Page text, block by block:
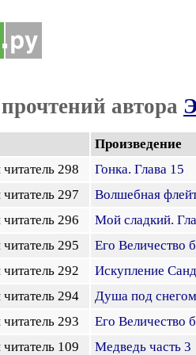
автора
Произведение
298
Гонка. Глава 15
297
Волшебная
296
Мой сладкий.
295
Его Величество
292
Искупление
294
Душа под
293
Его Величество
109
Медведь часть 3